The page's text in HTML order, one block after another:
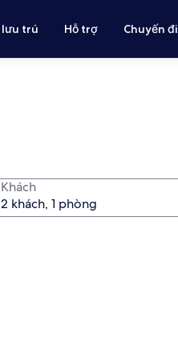
trú Hỗ trợ Chuyến đi
Khách